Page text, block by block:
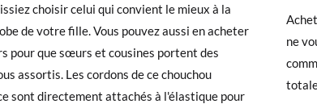
choisir celui qui convient le mieux à la
de votre fille. Vous pouvez aussi en acheter
pour que sœurs et cousines portent des
assortis. Les cordons de ce chouchou
sont directement attachés à l'élastique pour
ne
un article, veuillez retourner votre paire d'origine
une nouvelle commande pour la taille ou le modèle